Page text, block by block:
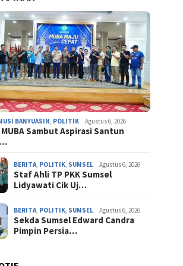
BANYUASIN, POLITIK Agustus 6, 2026
Sambut Aspirasi Santun
BERITA, POLITIK, SUMSEL Agustus 6, 2026
Staf Ahli TP PKK Sumsel
Lidyawati Cik Uj…
BERITA, POLITIK, SUMSEL Agustus 6, 2026
Sekda Sumsel Edward Candra
Pimpin Persia…